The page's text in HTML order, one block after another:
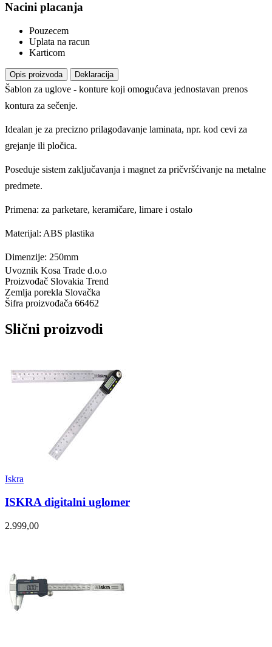
Nacini placanja
Pouzecem
Uplata na racun
Karticom
Opis proizvoda Deklaracija
Šablon za uglove - konture koji omogućava jednostavan prenos
kontura za sečenje.
Idealan je za precizno prilagođavanje laminata, npr. kod cevi za
grejanje ili pločica.
Poseduje sistem zaključavanja i magnet za pričvršćivanje na metalne
predmete.
Primena: za parketare, keramičare, limare i ostalo
Materijal: ABS plastika
Dimenzije: 250mm
Uvoznik Kosa Trade d.o.o
Proizvođač Slovakia Trend
Zemlja porekla Slovačka
Šifra proizvođača 66462
Slični proizvodi
Iskra
ISKRA digitalni uglomer
2.999,00